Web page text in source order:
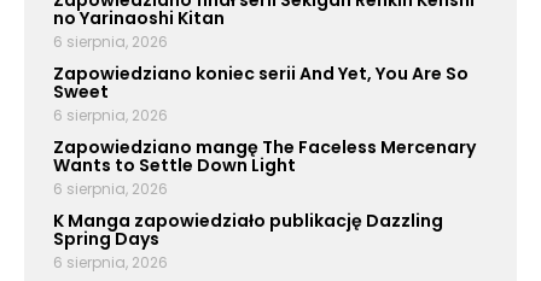
no Yarinaoshi Kitan
6 sierpnia, 2026
Zapowiedziano koniec serii And Yet, You Are So
Sweet
6 sierpnia, 2026
Zapowiedziano mangę The Faceless Mercenary
Wants to Settle Down Light
6 sierpnia, 2026
K Manga zapowiedziało publikację Dazzling
Spring Days
6 sierpnia, 2026